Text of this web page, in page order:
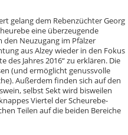
gelang dem Rebenzüchter Georg
eine überzeugende
den Neuzugang im Pfälzer
aus Alzey wieder in den Fokus
Jahres 2016“ zu erklären. Die
(und ermöglicht genussvolle
Außerdem finden sich auf den
selbst Sekt wird bisweilen
Viertel der Scheurebe-
Teilen auf die beiden Bereiche